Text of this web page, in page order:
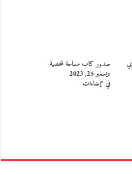
صدور كتاب مساحة شخصية
ديسمبر 25, 2023
في "إضاءات"